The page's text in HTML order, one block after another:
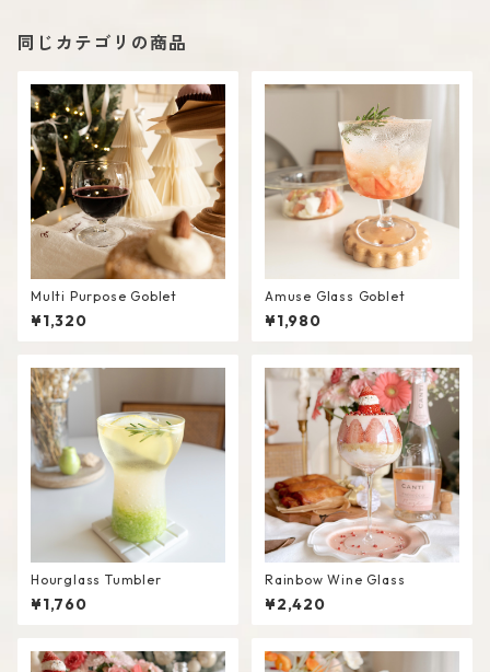
同じカテゴリの商品
Multi Purpose Goblet
¥1,320
Amuse Glass Goblet
¥1,980
Hourglass Tumbler
¥1,760
Rainbow Wine Glass
¥2,420